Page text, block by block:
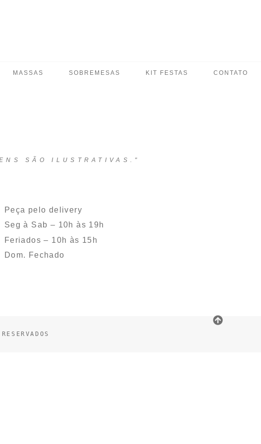
MASSAS SOBREMESAS KIT FESTAS CONTATO
SÃO ILUSTRATIVAS."
Peça pelo delivery
Seg à Sab – 10h às 19h
Feriados – 10h às 15h
Dom. Fechado